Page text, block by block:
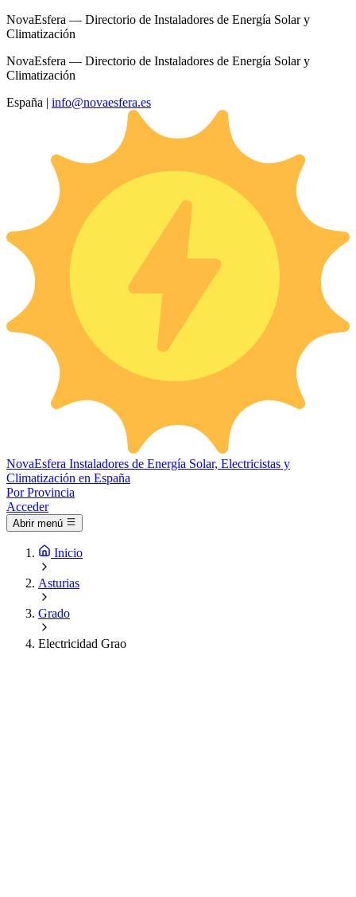
NovaEsfera — Directorio de Instaladores de Energía Solar y
Climatización
NovaEsfera — Directorio de Instaladores de Energía Solar y
Climatización
España | info@novaesfera.es
NovaEsfera Instaladores de Energía Solar, Electricistas y
Climatización en España
Por Provincia
Acceder
Abrir menú
Inicio
Asturias
Grado
Electricidad Grao